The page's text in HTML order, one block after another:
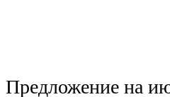
Предложение на